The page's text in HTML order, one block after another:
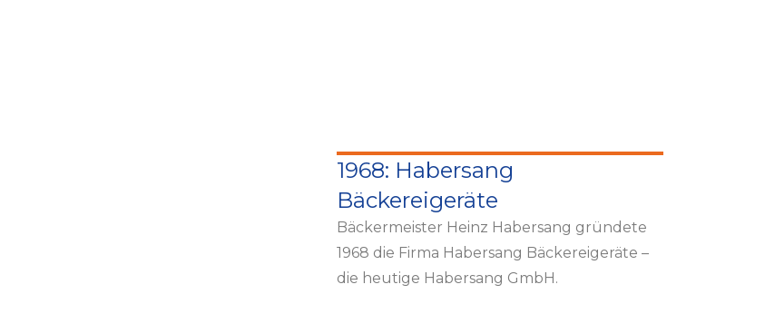
1968: Habersang
Bäckereigeräte
Bäckermeister Heinz Habersang gründete
1968 die Firma Habersang Bäckereigeräte –
die heutige Habersang GmbH.